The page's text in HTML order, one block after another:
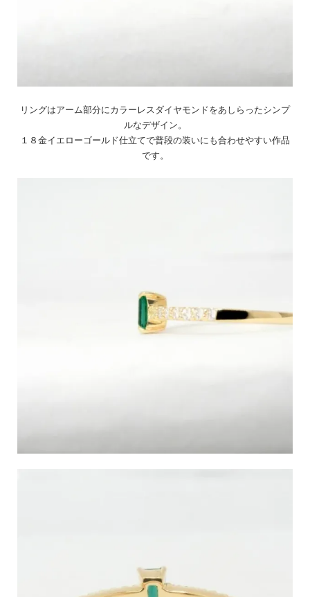
リングはアーム部分にカラーレスダイヤモンドをあしらったシンプ
ルなデザイン。
１８金イエローゴールド仕立てで普段の装いにも合わせやすい作品
です。